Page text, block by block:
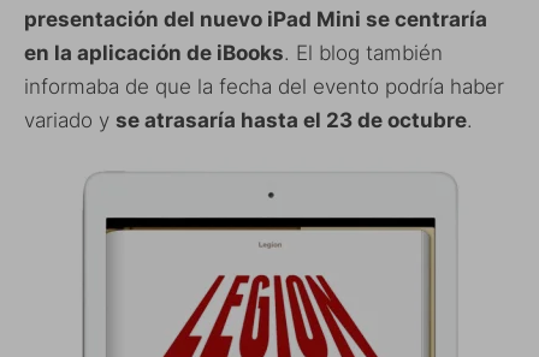
presentación del nuevo iPad Mini se centraría
en la aplicación de iBooks. El blog también
informaba de que la fecha del evento podría haber
variado y se atrasaría hasta el 23 de octubre.